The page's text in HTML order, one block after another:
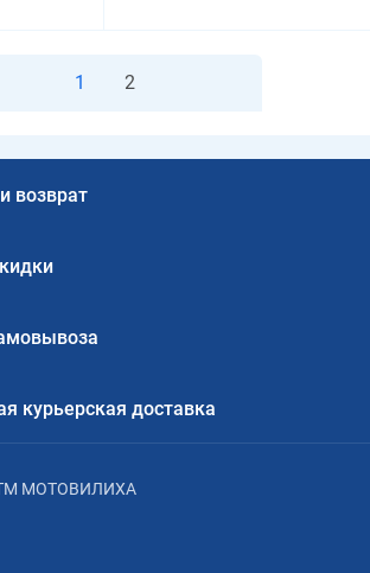
1 2
возврат
курьерская доставка
МОТОВИЛИХА